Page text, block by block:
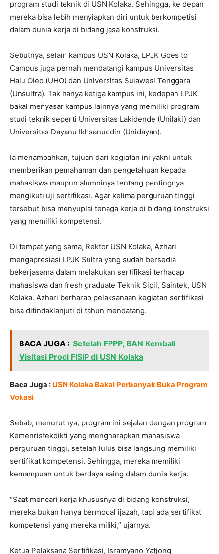
program studi teknik di USN Kolaka. Sehingga, ke depan
mereka bisa lebih menyiapkan diri untuk berkompetisi
dalam dunia kerja di bidang jasa konstruksi.
Sebutnya, selain kampus USN Kolaka, LPJK Goes to
Campus juga pernah mendatangi kampus Universitas
Halu Oleo (UHO) dan Universitas Sulawesi Tenggara
(Unsultra). Tak hanya ketiga kampus ini, kedepan LPJK
bakal menyasar kampus lainnya yang memiliki program
studi teknik seperti Universitas Lakidende (Unilaki) dan
Universitas Dayanu Ikhsanuddin (Unidayan).
Ia menambahkan, tujuan dari kegiatan ini yakni untuk
memberikan pemahaman dan pengetahuan kepada
mahasiswa maupun alumninya tentang pentingnya
mengikuti uji sertifikasi. Agar kelima perguruan tinggi
tersebut bisa menyuplai tenaga kerja di bidang konstruksi
yang memiliki kompetensi.
Di tempat yang sama, Rektor USN Kolaka, Azhari
mengapresiasi LPJK Sultra yang sudah bersedia
bekerjasama dalam melakukan sertifikasi terhadap
mahasiswa dan fresh graduate Teknik Sipil, Saintek, USN
Kolaka. Azhari berharap pelaksanaan kegiatan sertifikasi
bisa ditindaklanjuti di tahun mendatang.
BACA JUGA : Setelah FPPP, BAN Kembali
Visitasi Prodi FISIP di USN Kolaka
Baca Juga : USN Kolaka Bakal Perbanyak Buka Program
Vokasi
Sebab, menurutnya, program ini sejalan dengan program
Kemenristekdikti yang mengharapkan mahasiswa
perguruan tinggi, setelah lulus bisa langsung memiliki
sertifikat kompetensi. Sehingga, mereka memiliki
kemampuan untuk berdaya saing dalam dunia kerja.
“Saat mencari kerja khususnya di bidang konstruksi,
mereka bukan hanya bermodal ijazah, tapi ada sertifikat
kompetensi yang mereka miliki,” ujarnya.
Ketua Pelaksana Sertifikasi, Isramyano Yatjong